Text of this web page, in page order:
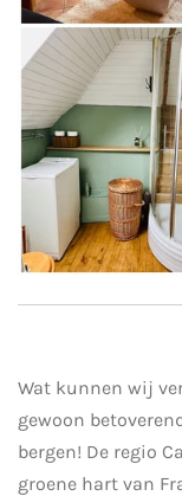
Wat kunnen wij
gewoon
bergen! De regio
groene hart van